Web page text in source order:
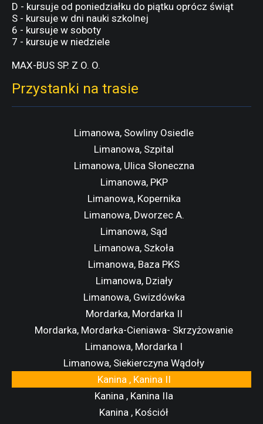
D - kursuje od poniedziałku do piątku oprócz świąt
S - kursuje w dni nauki szkolnej
6 - kursuje w soboty
7 - kursuje w niedziele
MAX-BUS SP. Z O. O.
Przystanki na trasie
Limanowa, Sowliny Osiedle
Limanowa, Szpital
Limanowa, Ulica Słoneczna
Limanowa, PKP
Limanowa, Kopernika
Limanowa, Dworzec A.
Limanowa, Sąd
Limanowa, Szkoła
Limanowa, Baza PKS
Limanowa, Działy
Limanowa, Gwizdówka
Mordarka, Mordarka II
Mordarka, Mordarka-Cieniawa- Skrzyżowanie
Limanowa, Mordarka I
Limanowa, Siekierczyna Wądoły
Kanina , Kanina II
Kanina , Kanina IIa
Kanina , Kościół